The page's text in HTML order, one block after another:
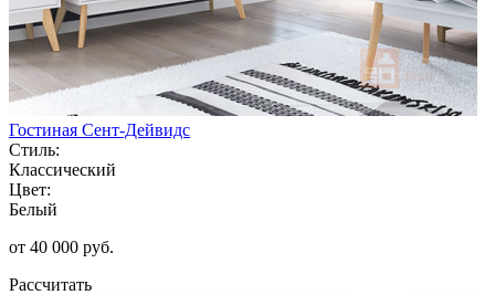
Гостиная Сент-Дейвидс
Стиль:
Классический
Цвет:
Белый
от 40 000 руб.
Рассчитать